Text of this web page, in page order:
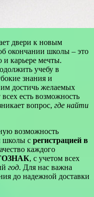
двери к новым
окончании школы – это
карьере мечты.
учебу в
знания и
достичь желаемых
есть возможность
вопрос, где найти
возможность
школы с регистрацией в
каждого
, с учетом всех
год. Для нас важна
до надежной доставки